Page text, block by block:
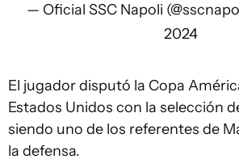
— Oficial SSC Napoli
2024
El jugador disputó la Copa
Estados Unidos con la selección
siendo uno de los referentes de
la defensa.